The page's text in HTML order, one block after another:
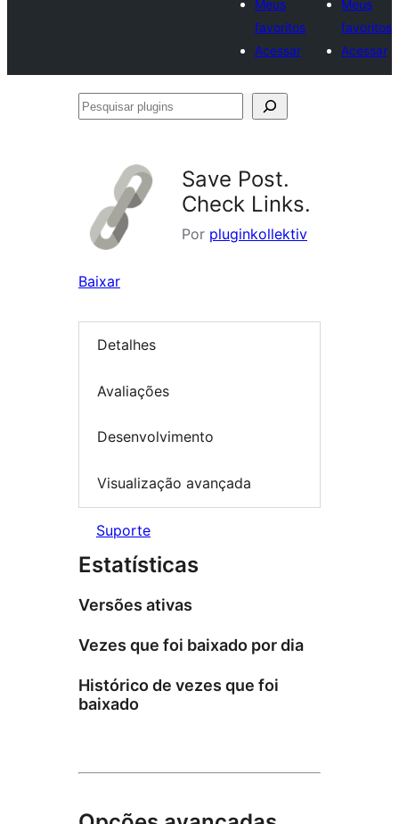
Meus
favoritos
Acessar
Meus
favoritos
Acessar
Pesquisar
Save Post.
Check Links.
Por pluginkollektiv
Baixar
Detalhes
Avaliações
Desenvolvimento
Visualização avançada
Suporte
Estatísticas
Versões ativas
Vezes que foi baixado por dia
Histórico de vezes que foi
baixado